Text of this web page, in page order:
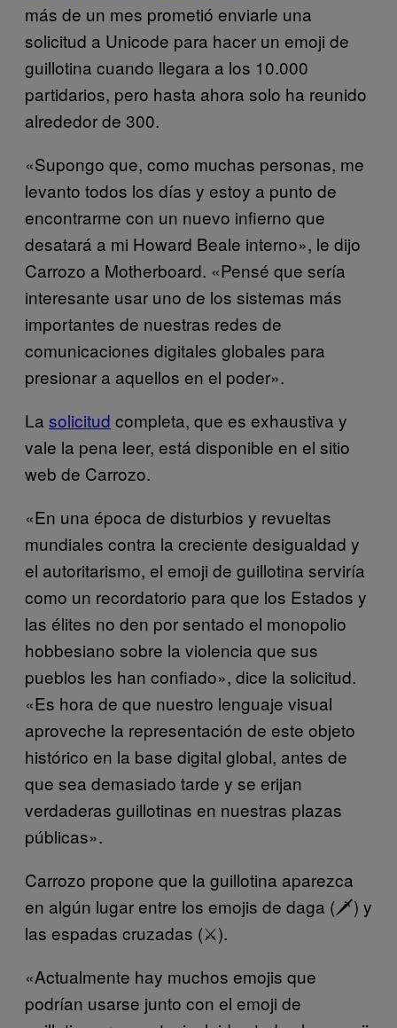
más de un mes prometió enviarle una
solicitud a Unicode para hacer un emoji de
guillotina cuando llegara a los 10.000
partidarios, pero hasta ahora solo ha reunido
alrededor de 300.
«Supongo que, como muchas personas, me
levanto todos los días y estoy a punto de
encontrarme con un nuevo infierno que
desatará a mi Howard Beale interno», le dijo
Carrozo a Motherboard. «Pensé que sería
interesante usar uno de los sistemas más
importantes de nuestras redes de
comunicaciones digitales globales para
presionar a aquellos en el poder».
La solicitud completa, que es exhaustiva y
vale la pena leer, está disponible en el sitio
web de Carrozo.
«En una época de disturbios y revueltas
mundiales contra la creciente desigualdad y
el autoritarismo, el emoji de guillotina serviría
como un recordatorio para que los Estados y
las élites no den por sentado el monopolio
hobbesiano sobre la violencia que sus
pueblos les han confiado», dice la solicitud.
«Es hora de que nuestro lenguaje visual
aproveche la representación de este objeto
histórico en la base digital global, antes de
que sea demasiado tarde y se erijan
verdaderas guillotinas en nuestras plazas
públicas».
Carrozo propone que la guillotina aparezca
en algún lugar entre los emojis de daga (🗡) y
las espadas cruzadas (⚔).
«Actualmente hay muchos emojis que
podrían usarse junto con el emoji de